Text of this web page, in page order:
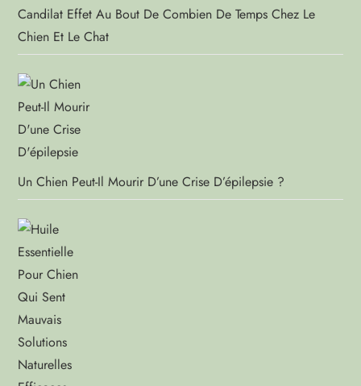
Candilat Effet Au Bout De Combien De Temps Chez Le
Chien Et Le Chat
Un Chien Peut-Il Mourir D’une Crise D’épilepsie ?